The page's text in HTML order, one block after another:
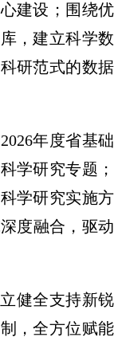
建设；围绕优
，建立科学数
研范式的数据
年度省基础
学研究专题；
学研究实施方
度融合，驱动
健全支持新锐
，全方位赋能